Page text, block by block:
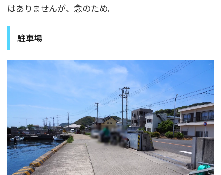
はありませんが、念のため。
駐車場